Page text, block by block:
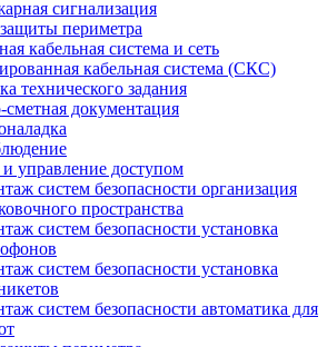
сигнализация
периметра
кабельная система и сеть
кабельная система (СКС)
технического задания
документация
управление доступом
систем безопасности организация
пространства
систем безопасности установка
систем безопасности установка
систем безопасности автоматика для